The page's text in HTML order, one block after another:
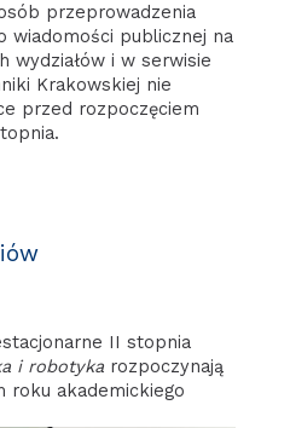
przeprowadzenia
wiadomości publicznej na
wydziałów i w serwisie
Krakowskiej nie
przed rozpoczęciem
II stopnia
i robotykarozpoczynają
roku akademickiego